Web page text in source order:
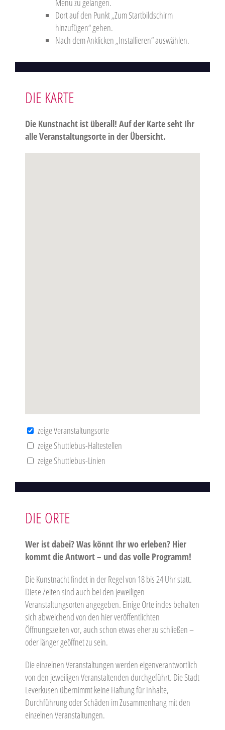
Menu zu gelangen.
Dort auf den Punkt „Zum Startbildschirm
hinzufügen“ gehen.
Nach dem Anklicken „Installieren“ auswählen.
DIE KARTE
Die Kunstnacht ist überall! Auf der Karte seht Ihr
alle Veranstaltungsorte in der Übersicht.
zeige Veranstaltungsorte
zeige Shuttlebus-Haltestellen
zeige Shuttlebus-Linien
DIE ORTE
Wer ist dabei? Was könnt Ihr wo erleben? Hier
kommt die Antwort – und das volle Programm!
Die Kunstnacht findet in der Regel von 18 bis 24 Uhr statt.
Diese Zeiten sind auch bei den jeweiligen
Veranstaltungsorten angegeben. Einige Orte indes behalten
sich abweichend von den hier veröffentlichten
Öffnungszeiten vor, auch schon etwas eher zu schließen –
oder länger geöffnet zu sein.
Die einzelnen Veranstaltungen werden eigenverantwortlich
von den jeweiligen Veranstaltenden durchgeführt. Die Stadt
Leverkusen übernimmt keine Haftung für Inhalte,
Durchführung oder Schäden im Zusammenhang mit den
einzelnen Veranstaltungen.